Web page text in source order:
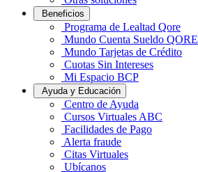
Beneficios
Programa de Lealtad Qore
Mundo Cuenta Sueldo QORE
Mundo Tarjetas de Crédito
Cuotas Sin Intereses
Mi Espacio BCP
Ayuda y Educación
Centro de Ayuda
Cursos Virtuales ABC
Facilidades de Pago
Alerta fraude
Citas Virtuales
Ubícanos